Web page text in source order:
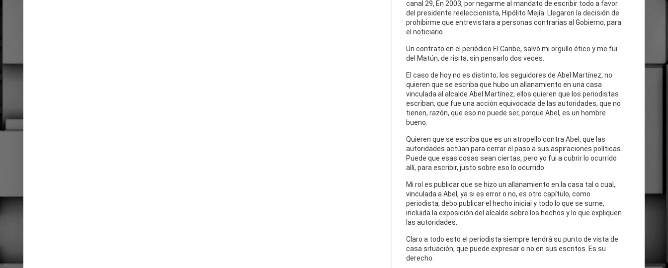
canal 29, En 2003, por negarme al mandato de escribir todo a favor
del presidente reeleccionista, Hipólito Mejía. Llegaron la decisión de
prohibirme que entrevistara a personas contrarias al Gobierno, para
el noticiario.
Un contrato en el periódico El Caribe, salvó mi orgullo ético y me fui
del Matún, de risita, sin pensarlo dos veces.
El caso de hoy no es distinto, los seguidores de Abel Martínez, no
quieren que se escriba que hubo un allanamiento en una casa
vinculada al alcalde Abel Martínez, ellos quieren que los periodistas
escriban, que fue una acción equivocada de las autoridades, que no
tienen, razón, que eso no puede ser, porque Abel, es un hombre
bueno.
Quieren que se escriba que es un atropello contra Abel, que las
autoridades actúan para cerrar el paso a sus aspiraciones políticas.
Puede que esas cosas sean ciertas, pero yo fui a cubrir lo ocurrido
allí, para escribir, justo sobre eso lo ocurrido.
Mi rol es publicar que se hizo un allanamiento en la casa tal o cual,
vinculada a Abel, ya si es error o no, es otro capítulo, como
periodista, debo publicar el hecho inicial y todo lo que se sume,
incluida la exposición del alcalde sobre los hechos y lo que expliquen
las autoridades.
Claro a todo esto el periodista siempre tendrá su punto de vista de
casa situación, que puede expresar o no en sus escritos. Es su
derecho.